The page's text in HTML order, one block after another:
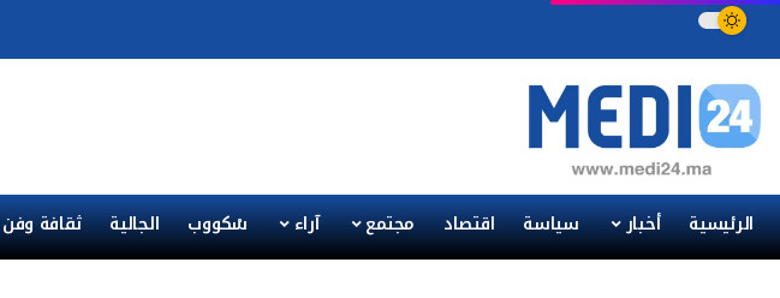
الرئيسية أخبار سياسة اقتصاد مجتمع آراء سْكووب الجالية ثقافة وفن